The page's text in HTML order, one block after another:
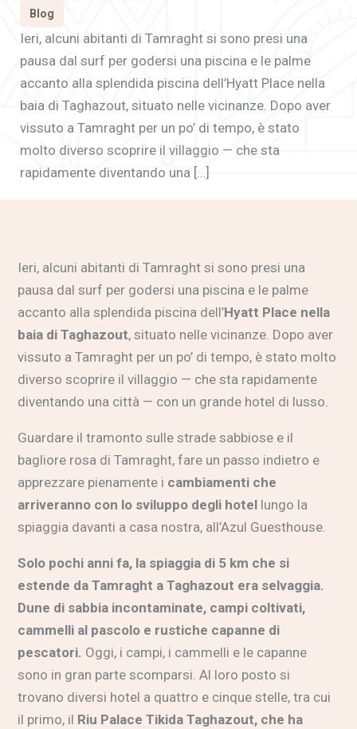
Blog
Ieri, alcuni abitanti di Tamraght si sono presi una
pausa dal surf per godersi una piscina e le palme
accanto alla splendida piscina dell’Hyatt Place nella
baia di Taghazout, situato nelle vicinanze. Dopo aver
vissuto a Tamraght per un po’ di tempo, è stato
molto diverso scoprire il villaggio — che sta
rapidamente diventando una […]
Ieri, alcuni abitanti di Tamraght si sono presi una
pausa dal surf per godersi una piscina e le palme
accanto alla splendida piscina dell’Hyatt Place nella
baia di Taghazout, situato nelle vicinanze. Dopo aver
vissuto a Tamraght per un po’ di tempo, è stato molto
diverso scoprire il villaggio — che sta rapidamente
diventando una città — con un grande hotel di lusso.
Guardare il tramonto sulle strade sabbiose e il
bagliore rosa di Tamraght, fare un passo indietro e
apprezzare pienamente i cambiamenti che
arriveranno con lo sviluppo degli hotel lungo la
spiaggia davanti a casa nostra, all’Azul Guesthouse.
Solo pochi anni fa, la spiaggia di 5 km che si
estende da Tamraght a Taghazout era selvaggia.
Dune di sabbia incontaminate, campi coltivati,
cammelli al pascolo e rustiche capanne di
pescatori. Oggi, i campi, i cammelli e le capanne
sono in gran parte scomparsi. Al loro posto si
trovano diversi hotel a quattro e cinque stelle, tra cui
il primo, il Riu Palace Tikida Taghazout, che ha